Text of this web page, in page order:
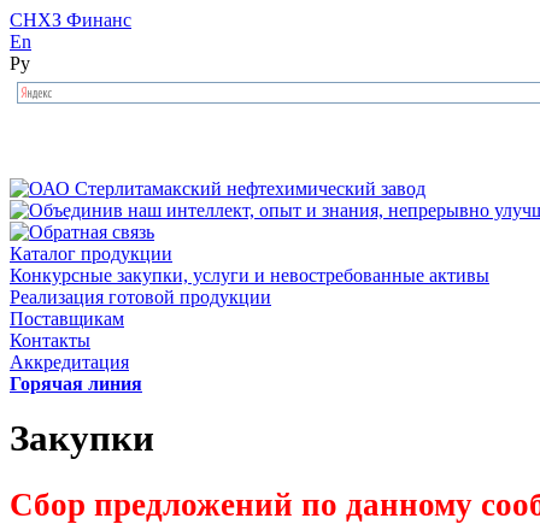
СНХЗ Финанс
En
Ру
Каталог продукции
Конкурсные закупки, услуги и невостребованные активы
Реализация готовой продукции
Поставщикам
Контакты
Аккредитация
Горячая линия
Закупки
Сбор предложений по данному